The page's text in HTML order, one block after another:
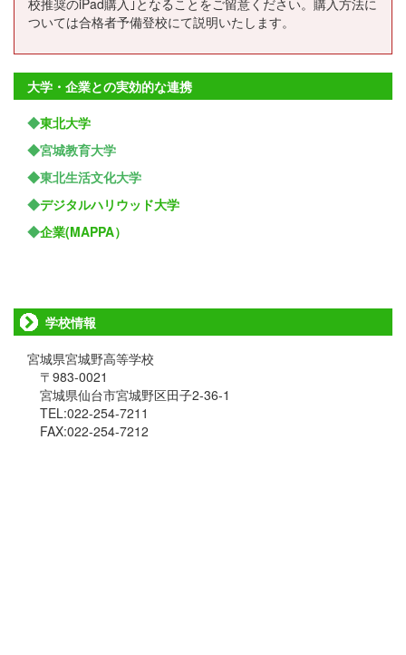
ついては合格者予備登校にて説明いたします。
大学・企業との実効的な連携
◆東北大学
◆宮城教育大学
◆東北生活文化大学
◆デジタルハリウッド大学
◆企業(MAPPA）
学校情報
宮城県宮城野高等学校
〒983-0021
宮城県仙台市宮城野区田子2-36-1
TEL:022-254-7211
FAX:022-254-7212